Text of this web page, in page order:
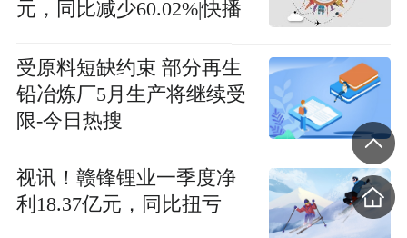
元，同比减少60.02%|快播
受原料短缺约束 部分再生
铅冶炼厂5月生产将继续受
限-今日热搜
视讯！赣锋锂业一季度净
利18.37亿元，同比扭亏